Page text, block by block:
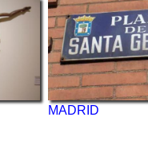
MADRID